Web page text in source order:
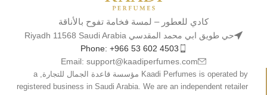
كادي للعطور – لمسة فخامة تفوح بالأناقة
حي طويق ابي محمد المقدسي Riyadh 11568 Saudi Arabia
Phone: +966 53 602 4503
Email: support@kaadiperfumes.com
Kaadi Perfumes is operated by مؤسسة قاعدة الجمال للتجارة, a
registered business in Saudi Arabia. We are an independent retailer